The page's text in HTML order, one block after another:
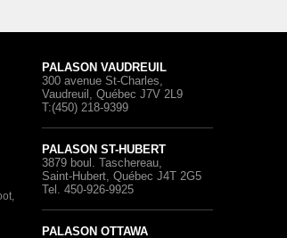
PALASON VAUDREUIL
300 avenue St-Charles
Vaudreuil, Québec J7V 2L9
T:(450) 218-9399
PALASON ST-HUBERT
3879 boul. Taschereau
Saint-Hubert, Québec J4T 2G5
Tel. 450-926-9925
PALASON OTTAWA